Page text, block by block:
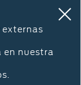
externas
en nuestra